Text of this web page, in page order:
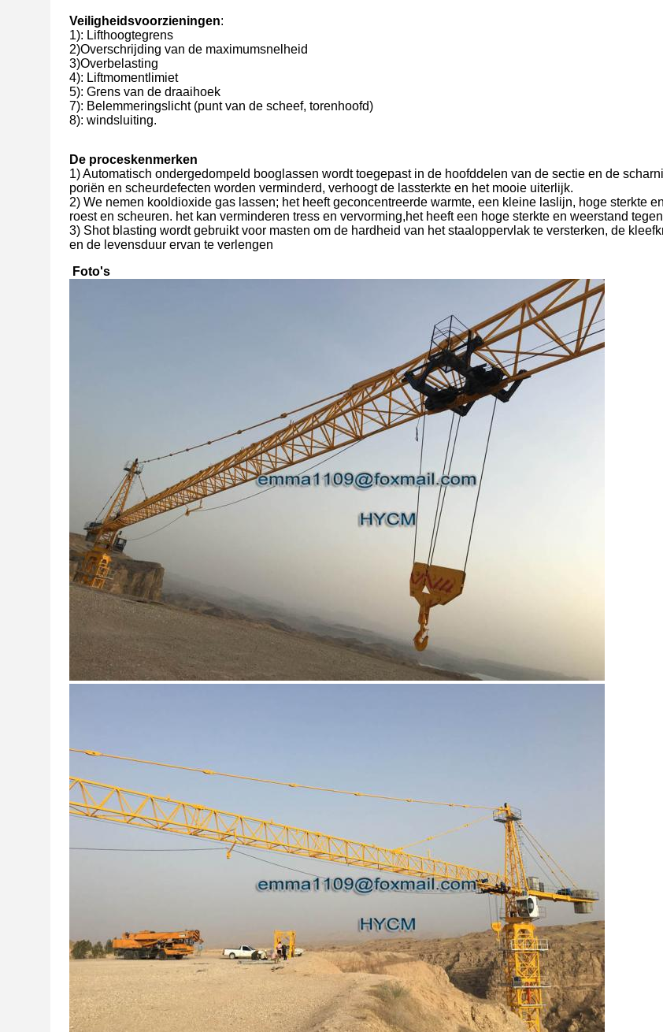
Veiligheidsvoorzieningen:
1): Lifthoogtegrens
2)Overschrijding van de maximumsnelheid
3)Overbelasting
4): Liftmomentlimiet
5): Grens van de draaihoek
7): Belemmeringslicht (punt van de scheef, torenhoofd)
8): windsluiting.
De proceskenmerken
1) Automatisch ondergedompeld booglassen wordt toegepast in de hoofddelen van de sectie en de
poriën en scheurdefecten worden verminderd, verhoogt de lassterkte en het mooie uiterlijk.
2) We nemen kooldioxide gas lassen; het heeft geconcentreerde warmte, een kleine laslijn, hoge sterkte
roest en scheuren. het kan verminderen tress en vervorming,het heeft een hoge sterkte en weerstand
3) Shot blasting wordt gebruikt voor masten om de hardheid van het staaloppervlak te versterken, de
en de levensduur ervan te verlengen
Foto's